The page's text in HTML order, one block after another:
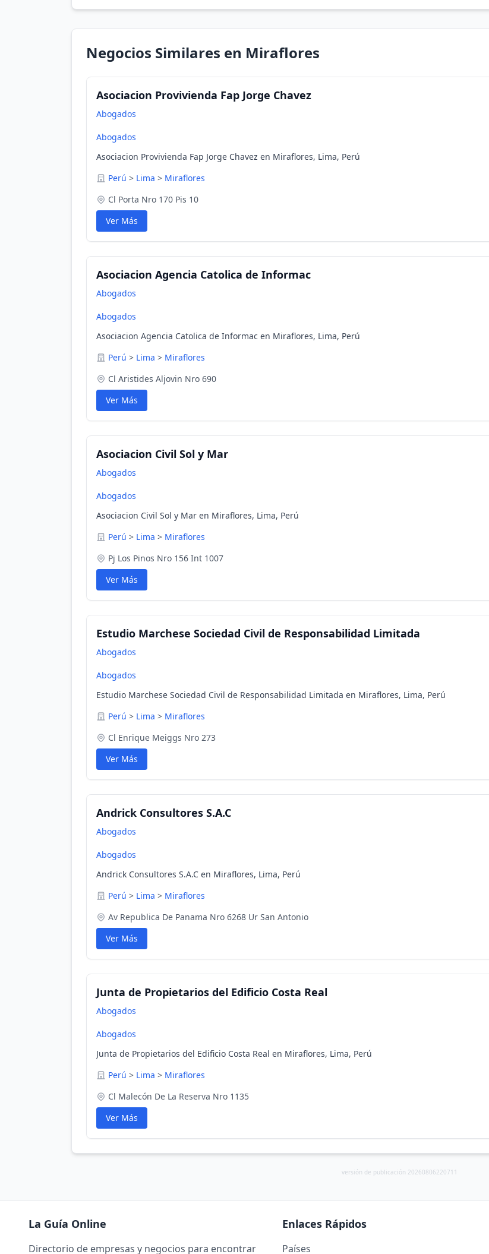
Negocios Similares en Miraflores
Asociacion Provivienda Fap Jorge Chavez
Abogados
Abogados
Asociacion Provivienda Fap Jorge Chavez en Miraflores, Lima, Perú
Perú > Lima > Miraflores
Cl Porta Nro 170 Pis 10
Ver Más
Asociacion Agencia Catolica de Informac
Abogados
Abogados
Asociacion Agencia Catolica de Informac en Miraflores, Lima, Perú
Perú > Lima > Miraflores
Cl Aristides Aljovin Nro 690
Ver Más
Asociacion Civil Sol y Mar
Abogados
Abogados
Asociacion Civil Sol y Mar en Miraflores, Lima, Perú
Perú > Lima > Miraflores
Pj Los Pinos Nro 156 Int 1007
Ver Más
Estudio Marchese Sociedad Civil de Responsabilidad Limitada
Abogados
Abogados
Estudio Marchese Sociedad Civil de Responsabilidad Limitada en Miraflores, Lima, Perú
Perú > Lima > Miraflores
Cl Enrique Meiggs Nro 273
Ver Más
Andrick Consultores S.A.C
Abogados
Abogados
Andrick Consultores S.A.C en Miraflores, Lima, Perú
Perú > Lima > Miraflores
Av Republica De Panama Nro 6268 Ur San Antonio
Ver Más
Junta de Propietarios del Edificio Costa Real
Abogados
Abogados
Junta de Propietarios del Edificio Costa Real en Miraflores, Lima, Perú
Perú > Lima > Miraflores
Cl Malecón De La Reserva Nro 1135
Ver Más
versión de publicación 20260806220711
La Guía Online
Directorio de empresas y negocios para encontrar
Enlaces Rápidos
Países